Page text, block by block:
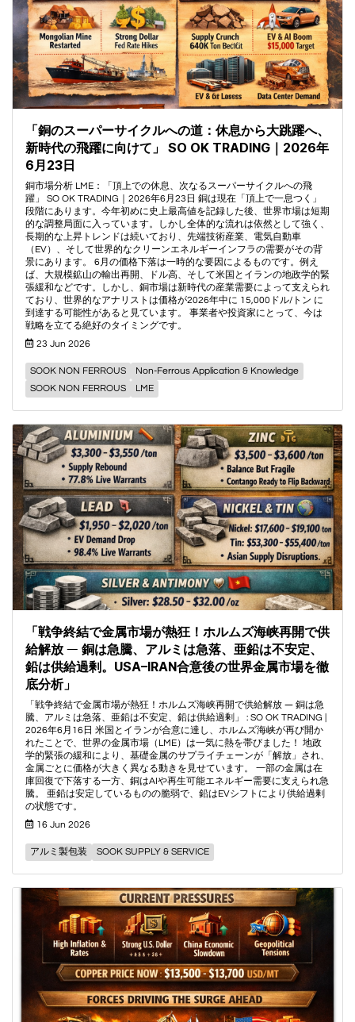
「銅のスーパーサイクルへの道：休息から大跳躍へ、
新時代の飛躍に向けて」 SO OK TRADING｜2026年
6月23日
銅市場分析 LME：「頂上での休息、次なるスーパーサイクルへの飛
躍」 SO OK TRADING｜2026年6月23日 銅は現在「頂上で一息つく」
段階にあります。今年初めに史上最高値を記録した後、世界市場は短期
的な調整局面に入っています。しかし全体的な流れは依然として強く、
長期的な上昇トレンドは続いており、先端技術産業、電気自動車
（EV）、そして世界的なクリーンエネルギーインフラの需要がその背
景にあります。 6月の価格下落は一時的な要因によるものです。例え
ば、大規模鉱山の輸出再開、ドル高、そして米国とイランの地政学的緊
張緩和などです。しかし、銅市場は新時代の産業需要によって支えられ
ており、世界的なアナリストは価格が2026年中に 15,000ドル/トン に
到達する可能性があると見ています。 事業者や投資家にとって、今は
戦略を立てる絶好のタイミングです。
23 Jun 2026
SOOK NON FERROUS
Non-Ferrous Application & Knowledge
SOOK NON FERROUS
LME
「戦争終結で金属市場が熱狂！ホルムズ海峡再開で供
給解放 ― 銅は急騰、アルミは急落、亜鉛は不安定、
鉛は供給過剰。USA–IRAN合意後の世界金属市場を徹
底分析」
「戦争終結で金属市場が熱狂！ホルムズ海峡再開で供給解放 ― 銅は急
騰、アルミは急落、亜鉛は不安定、鉛は供給過剰」 : SO OK TRADING |
2026年6月16日 米国とイランが合意に達し、ホルムズ海峡が再び開か
れたことで、世界の金属市場（LME）は一気に熱を帯びました！ 地政
学的緊張の緩和により、基礎金属のサプライチェーンが「解放」され、
金属ごとに価格が大きく異なる動きを見せています。 一部の金属は在
庫回復で下落する一方、銅はAIや再生可能エネルギー需要に支えられ急
騰。 亜鉛は安定しているものの脆弱で、鉛はEVシフトにより供給過剰
の状態です。
16 Jun 2026
アルミ製包装 SOOK SUPPLY & SERVICE